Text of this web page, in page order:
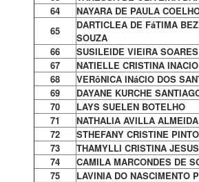
64
NAYARA DE PAULA
65
DARTICLEA DE FáTIMA
SOUZA
66
SUSILEIDE VIEIRA SOARES
67
NATIELLE CRISTINA
68
VERôNICA INáCIO DOS
69
DAYANE KURCHE
70
LAYS SUELEN BOTELHO
71
NATHALIA AVILLA ALMEIDA
72
STHEFANY CRISTINE
73
THAMYLLI CRISTINA
74
CAMILA MARCONDES DE
75
LAVINIA DO NASCIMENTO